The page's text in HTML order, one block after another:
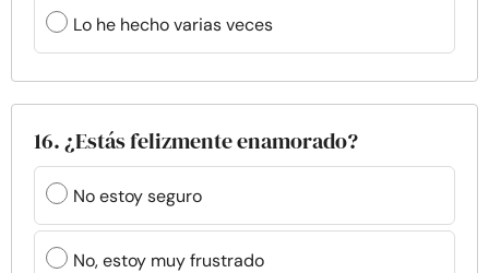
Lo he hecho varias veces
16. ¿Estás felizmente enamorado?
No estoy seguro
No, estoy muy frustrado